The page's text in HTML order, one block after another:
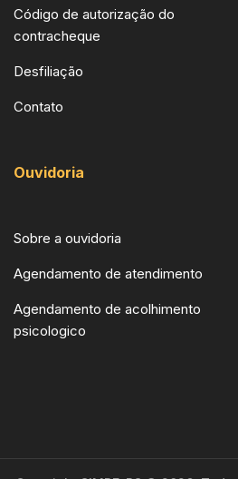
Código de autorização do
contracheque
Desfiliação
Contato
Ouvidoria
Sobre a ouvidoria
Agendamento de atendimento
Agendamento de acolhimento
psicologico